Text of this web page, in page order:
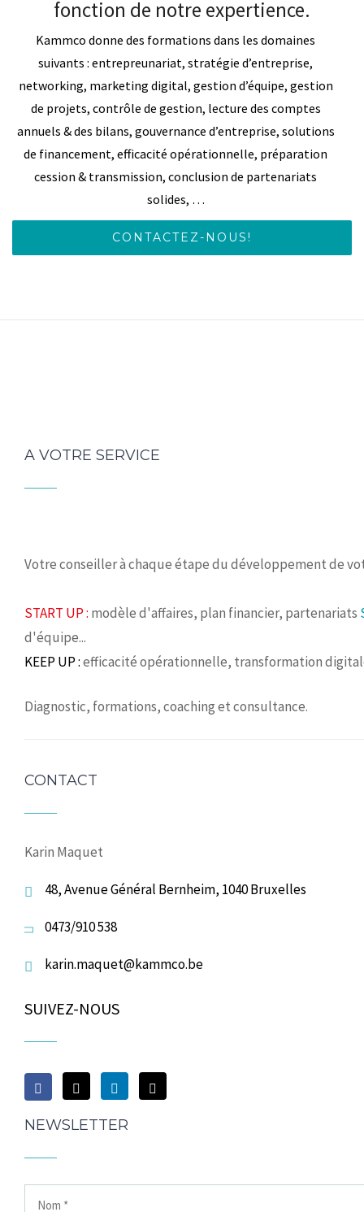
fonction de notre expertience.
Kammco donne des formations dans les domaines
suivants : entrepreunariat, stratégie d’entreprise,
networking, marketing digital, gestion d’équipe, gestion
de projets, contrôle de gestion, lecture des comptes
annuels & des bilans, gouvernance d’entreprise, solutions
de financement, efficacité opérationnelle, préparation
cession & transmission, conclusion de partenariats
solides, …
CONTACTEZ-NOUS!
A VOTRE SERVICE
Votre conseiller à chaque étape du développement de
START UP : modèle d'affaires, plan financier, partenariats
d'équipe...
KEEP UP :efficacité opérationnelle, transformation
Diagnostic, formations, coaching et consultance.
CONTACT
Karin Maquet
48, Avenue Général Bernheim, 1040 Bruxelles
0473/910 538
karin.maquet@kammco.be
SUIVEZ-NOUS
NEWSLETTER